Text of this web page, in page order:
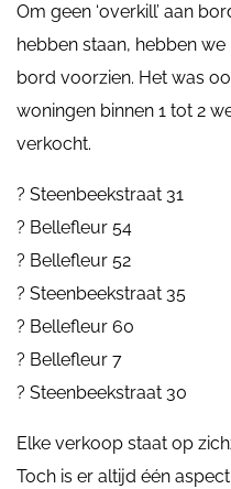
Om geen ‘overkill’ aan
hebben staan, hebben
bord voorzien. Het was
woningen binnen 1 tot 2
verkocht.
? Steenbeekstraat 31
? Bellefleur 54
? Bellefleur 52
? Steenbeekstraat 35
? Bellefleur 60
? Bellefleur 7
? Steenbeekstraat 30
Elke verkoop staat op
Toch is er altijd één